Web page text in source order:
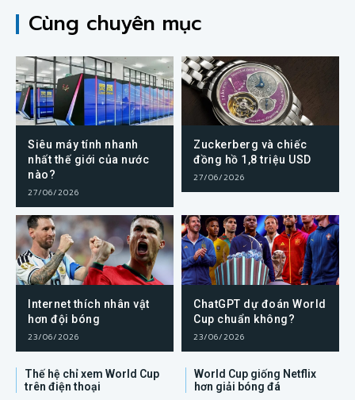
Cùng chuyên mục
Siêu máy tính nhanh
nhất thế giới của nước
nào?
27/06/2026
Zuckerberg và chiếc
đồng hồ 1,8 triệu USD
27/06/2026
Internet thích nhân vật
hơn đội bóng
23/06/2026
ChatGPT dự đoán World
Cup chuẩn không?
23/06/2026
Thế hệ chỉ xem World Cup
trên điện thoại
World Cup giống Netflix
hơn giải bóng đá